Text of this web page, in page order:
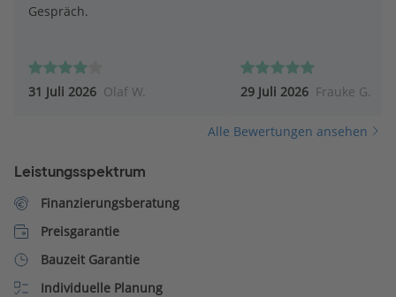
Gespräch.
31 Juli 2026 Olaf W. 29 Juli 2026 Frauke G.
Alle Bewertungen ansehen
Leistungsspektrum
Finanzierungsberatung
Preisgarantie
Bauzeit Garantie
Individuelle Planung